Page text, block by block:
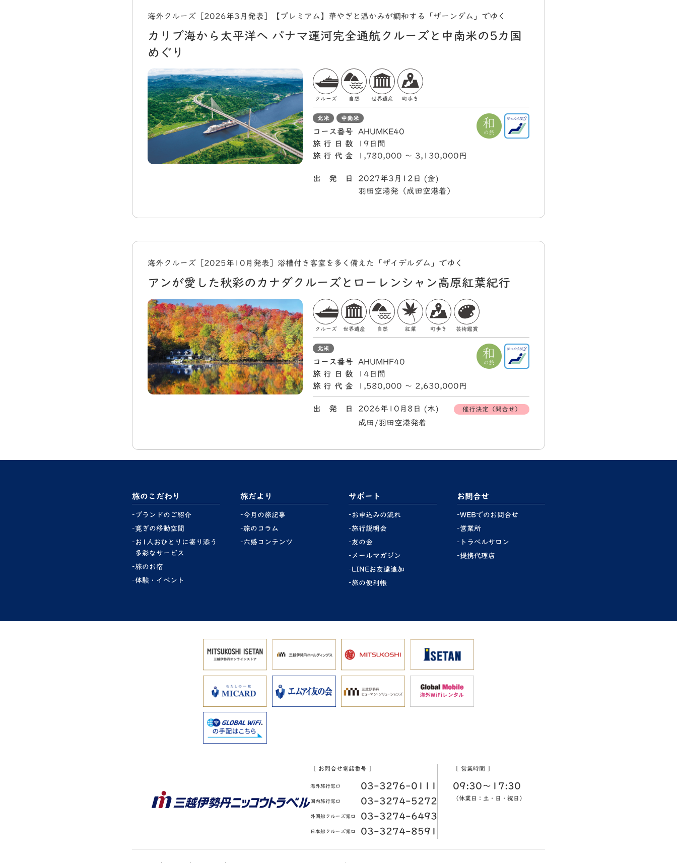
海外クルーズ［2026年3月発表］【プレミアム】華やぎと温かみが調和する「ザーンダム」でゆく
カリブ海から太平洋へ パナマ運河完全通航クルーズと中南米の5カ国
めぐり
クルーズ 自然 世界遺産 町歩き
北米 中南米
コース番号
AHUMKE40
旅行日数
19日間
旅行代金
1,780,000 〜 3,130,000円
出 発 日
2027年3月12日 (金)
羽田空港発（成田空港着）
海外クルーズ［2025年10月発表］浴槽付き客室を多く備えた「ザイデルダム」でゆく
アンが愛した秋彩のカナダクルーズとローレンシャン高原紅葉紀行
クルーズ 世界遺産 自然 紅葉 町歩き 芸術鑑賞
北米
コース番号
AHUMHF40
旅行日数
14日間
旅行代金
1,580,000 〜 2,630,000円
出 発 日 2026年10月8日 (木) 催行決定（問合せ）
成田/羽田空港発着
旅のこだわり
ブランドのご紹介
寛ぎの移動空間
お1人おひとりに寄り添う
多彩なサービス
旅のお宿
体験・イベント
旅だより
今月の旅記事
旅のコラム
六感コンテンツ
サポート
お申込みの流れ
旅行説明会
友の会
メールマガジン
LINEお友達追加
旅の便利帳
お問合せ
WEBでのお問合せ
営業所
トラベルサロン
提携代理店
［ お問合せ電話番号 ］
海外旅行窓口 03-3276-0111
国内旅行窓口 03-3274-5272
外国船クルーズ窓口 03-3274-6493
日本船クルーズ窓口 03-3274-8591
［ 営業時間 ］
09:30〜17:30
（休業日：土・日・祝日）